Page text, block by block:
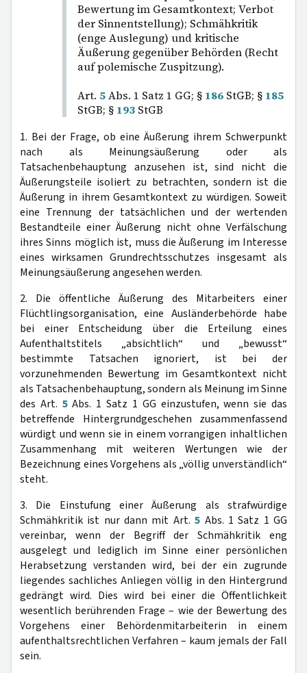
Bewertung im Gesamtkontext; Verbot
der Sinnentstellung); Schmähkritik
(enge Auslegung) und kritische
Äußerung gegenüber Behörden (Recht
auf polemische Zuspitzung).
Art. 5Abs. 1 Satz 1 GG; § 186 StGB; § 185
StGB; § 193 StGB
1. Bei der Frage, ob eine Äußerung ihrem Schwerpunkt
nach als Meinungsäußerung oder als
Tatsachenbehauptung anzusehen ist, sind nicht die
Äußerungsteile isoliert zu betrachten, sondern ist die
Äußerung in ihrem Gesamtkontext zu würdigen. Soweit
eine Trennung der tatsächlichen und der wertenden
Bestandteile einer Äußerung nicht ohne Verfälschung
ihres Sinns möglich ist, muss die Äußerung im Interesse
eines wirksamen Grundrechtsschutzes insgesamt als
Meinungsäußerung angesehen werden.
2. Die öffentliche Äußerung des Mitarbeiters einer
Flüchtlingsorganisation, eine Ausländerbehörde habe
bei einer Entscheidung über die Erteilung eines
Aufenthaltstitels „absichtlich“ und „bewusst“
bestimmte Tatsachen ignoriert, ist bei der
vorzunehmenden Bewertung im Gesamtkontext nicht
als Tatsachenbehauptung, sondern als Meinung im Sinne
des Art. 5Abs. 1 Satz 1 GG einzustufen, wenn sie das
betreffende Hintergrundgeschehen zusammenfassend
würdigt und wenn sie in einem vorrangigen inhaltlichen
Zusammenhang mit weiteren Wertungen wie der
Bezeichnung eines Vorgehens als „völlig unverständlich“
steht.
3. Die Einstufung einer Äußerung als strafwürdige
Schmähkritik ist nur dann mit Art.5 Abs. 1 Satz 1 GG
vereinbar, wenn der Begriff der Schmähkritik eng
ausgelegt und lediglich im Sinne einer persönlichen
Herabsetzung verstanden wird, bei der ein zugrunde
liegendes sachliches Anliegen völlig in den Hintergrund
gedrängt wird. Dies wird bei einer die Öffentlichkeit
wesentlich berührenden Frage – wie der Bewertung des
Vorgehens einer Behördenmitarbeiterin in einem
aufenthaltsrechtlichen Verfahren – kaum jemals der Fall
sein.